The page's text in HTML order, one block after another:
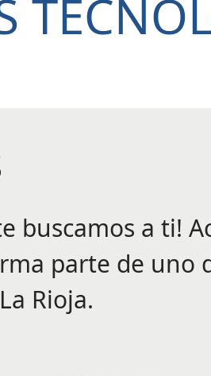
buscamos a ti!
parte de uno
Rioja.